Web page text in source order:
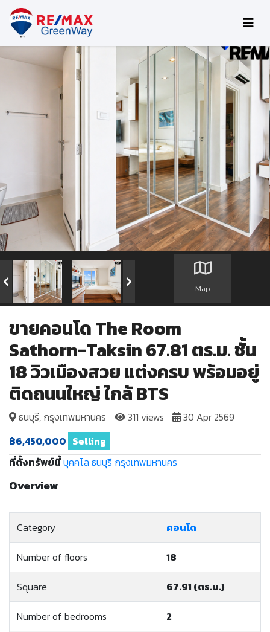
Map
ขายคอนโด The Room
Sathorn-Taksin 67.81 ตร.ม. ชั้น
18 วิวเมืองสวย แต่งครบ พร้อมอยู่
ติดถนนใหญ่ ใกล้ BTS
ธนบุรี, กรุงเทพมหานคร 311 views
30 Apr 2569
฿6,450,000 Selling
ที่ตั้งทรัพย์นี้บุคคโล ธนบุรี กรุงเทพมหานคร
Overview
Category คอนโด
Number of floors 18
Square 67.91 (ตร.ม.)
Number of bedrooms 2